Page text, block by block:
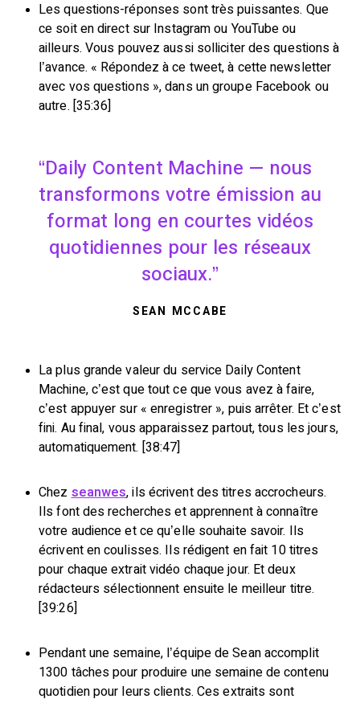
Les questions-réponses sont très puissantes. Que
ce soit en direct sur Instagram ou YouTube ou
ailleurs. Vous pouvez aussi solliciter des questions à
l’avance. « Répondez à ce tweet, à cette newsletter
avec vos questions », dans un groupe Facebook ou
autre. [35:36]
Daily Content Machine — nous
transformons votre émission au
format long en courtes vidéos
quotidiennes pour les réseaux
sociaux.
SEAN MCCABE
La plus grande valeur du service Daily Content
Machine, c’est que tout ce que vous avez à faire,
c’est appuyer sur « enregistrer », puis arrêter. Et c’est
fini. Au final, vous apparaissez partout, tous les jours,
automatiquement. [38:47]
Chez seanwes, ils écrivent des titres accrocheurs.
Ils font des recherches et apprennent à connaître
votre audience et ce qu’elle souhaite savoir. Ils
écrivent en coulisses. Ils rédigent en fait 10 titres
pour chaque extrait vidéo chaque jour. Et deux
rédacteurs sélectionnent ensuite le meilleur titre.
[39:26]
Pendant une semaine, l’équipe de Sean accomplit
1300 tâches pour produire une semaine de contenu
quotidien pour leurs clients. Ces extraits sont